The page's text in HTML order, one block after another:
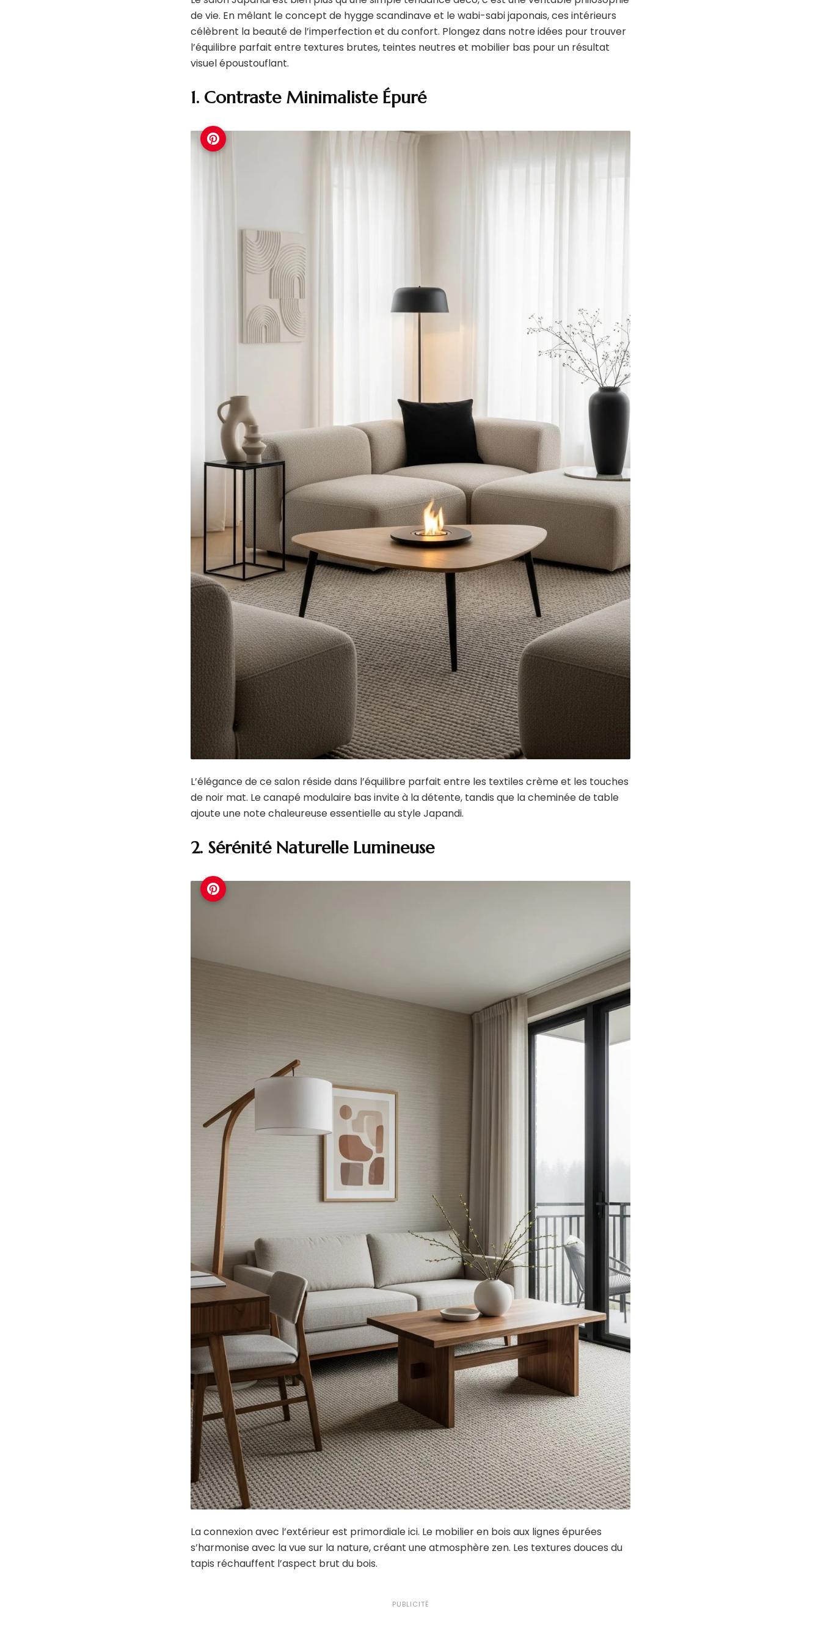
de vie. En mêlant le concept de hygge scandinave et le wabi-sabi japonais, ces intérieurs
célèbrent la beauté de l’imperfection et du confort. Plongez dans notre idées pour trouver
l’équilibre parfait entre textures brutes, teintes neutres et mobilier bas pour un résultat
visuel époustouflant.
1. Contraste Minimaliste Épuré
L’élégance de ce salon réside dans l’équilibre parfait entre les textiles crème et les touches
de noir mat. Le canapé modulaire bas invite à la détente, tandis que la cheminée de table
ajoute une note chaleureuse essentielle au style Japandi.
2. Sérénité Naturelle Lumineuse
La connexion avec l’extérieur est primordiale ici. Le mobilier en bois aux lignes épurées
s’harmonise avec la vue sur la nature, créant une atmosphère zen. Les textures douces du
tapis réchauffent l’aspect brut du bois.
PUBLICITÉ